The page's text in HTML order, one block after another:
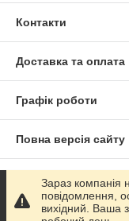
Контакти
Доставка та оплата
Графік роботи
Повна версія сайту
Сайт створено на
Політика
Зараз компанія
повідомлення,
вихідний. Ваша